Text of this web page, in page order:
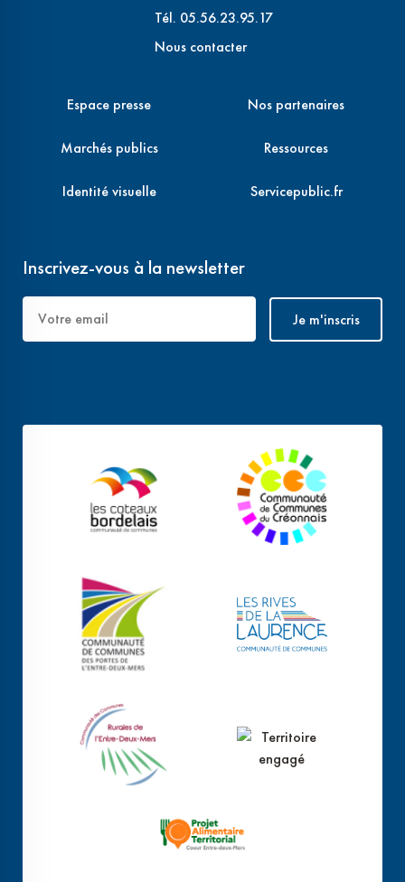
Tél. 05.56.23.95.17
Nous contacter
Espace presse
Marchés publics
Identité visuelle
Nos partenaires
Ressources
Servicepublic.fr
Inscrivez-vous à la newsletter